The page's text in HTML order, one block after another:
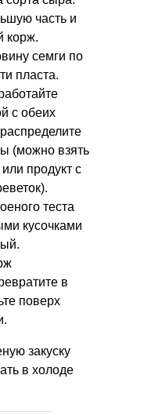
часть и
корж.
семги по
пласта.
с обеих
(можно взять
продукт с
теста
кусочками
в
поверх
закуску
в холоде